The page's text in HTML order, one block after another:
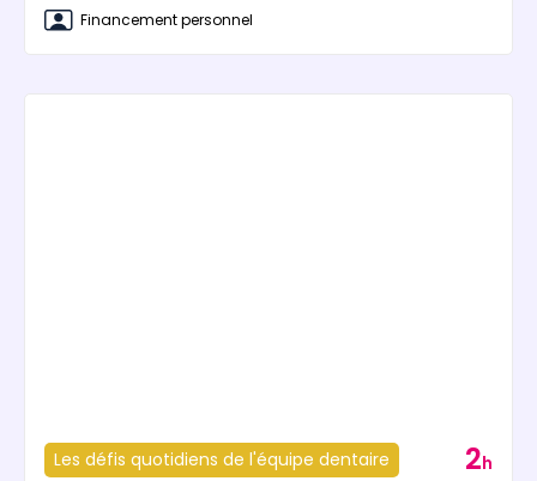
Financement personnel
Les défis quotidiens de l'équipe dentaire 2h